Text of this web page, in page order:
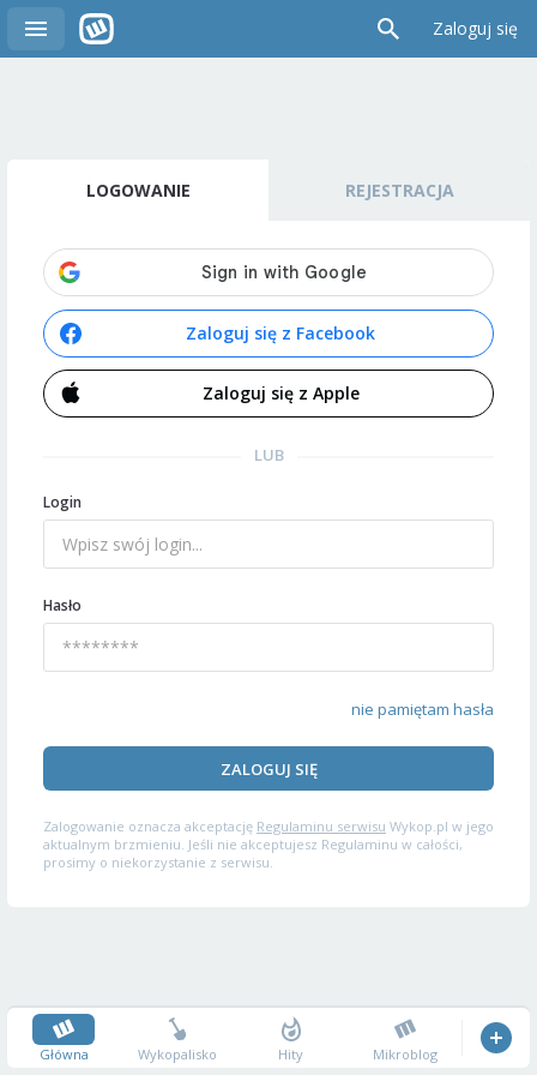
Zaloguj się
LOGOWANIE REJESTRACJA
Zaloguj się z Facebook
Zaloguj się z Apple
LUB
Login
Hasło
nie pamiętam hasła
ZALOGUJ SIĘ
Zalogowanie oznacza akceptację Regulaminu serwisu Wykop.pl w jego
aktualnym brzmieniu. Jeśli nie akceptujesz Regulaminu w całości,
prosimy o niekorzystanie z serwisu.
Główna Wykopalisko Hity Mikroblog